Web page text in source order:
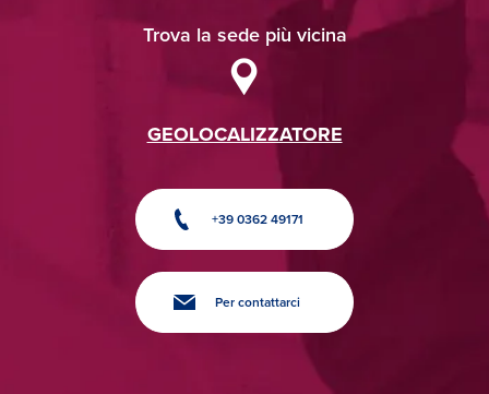
Trova la sede più vicina
GEOLOCALIZZATORE
+39 0362 49171
Per contattarci